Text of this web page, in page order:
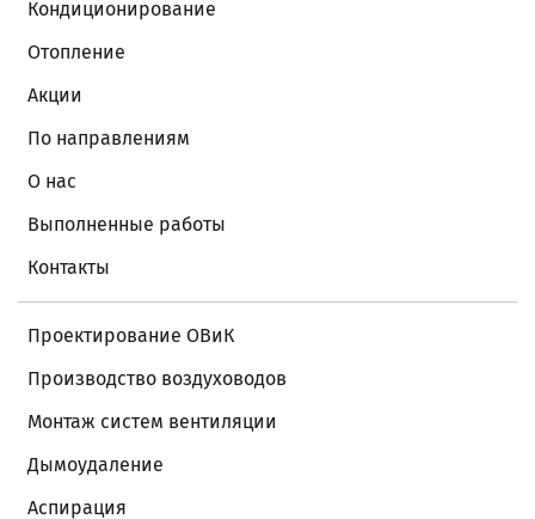
Кондиционирование
Отопление
Акции
По направлениям
О нас
Выполненные работы
Контакты
Проектирование ОВиК
Производство воздуховодов
Монтаж систем вентиляции
Дымоудаление
Аспирация